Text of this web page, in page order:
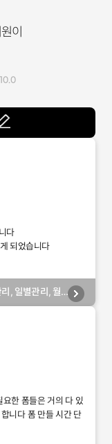
이
다
되었습니다
, 일별관리, 월
한 폼들은 거의 다 있
니다 폼 만들 시간 단